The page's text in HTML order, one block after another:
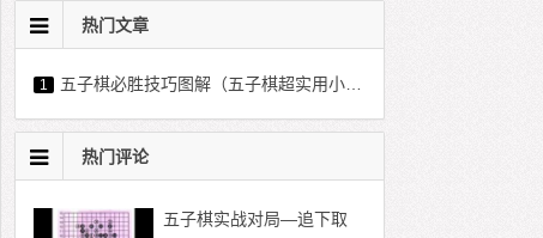
热门文章
1 五子棋必胜技巧图解（五子棋超实用小技巧）
热门评论
五子棋实战对局—追下取